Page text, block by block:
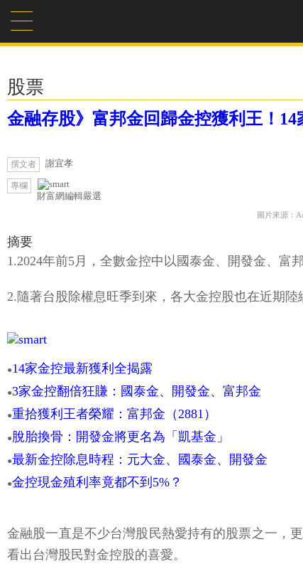
股票
金融存股》富邦金回歸金控獲利王！
撰文者 謝宜孝
專欄
財富網編輯嚴選
圖片來源：
摘要
1.2024年前5月，全數金控中以國泰金、開發金、富
2.隨著台股除權息旺季到來，各大金控股也在近期
●14家金控最新獲利全揭露
●3家金控翻倍狂賺：國泰金、開發金、富邦金
●重拾獲利王者榮耀：富邦金（2881）
●脫胎換骨：開發金將更名為「凱基金」
●最新金控除息時程：元大金、國泰金、開發金
●金控現金殖利率竟都不到5%？
金融股一直是不少台灣股民熱愛持有的股票之一，
看出台灣股民對金控股的喜愛。